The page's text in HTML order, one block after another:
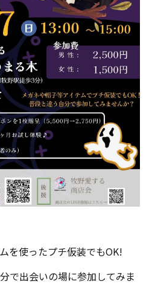
を使ったプチ仮装でもOK!
で出会いの場に参加してみま